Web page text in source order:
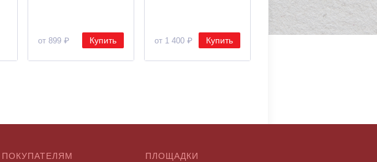
от 899 ₽ Купить от 1 400 ₽ Купить
ПОКУПАТЕЛЯМ ПЛОЩАДКИ